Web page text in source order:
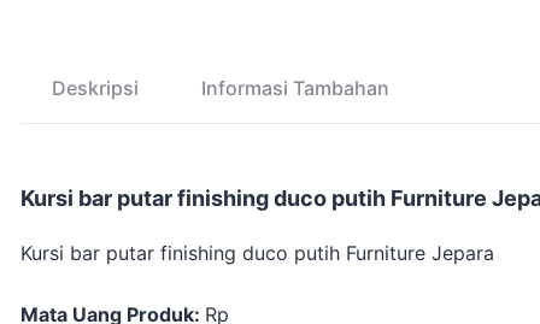
Deskripsi Informasi Tambahan
Kursi bar putar finishing duco putih Furniture
Kursi bar putar finishing duco putih Furniture Jepara
Mata Uang Produk: Rp